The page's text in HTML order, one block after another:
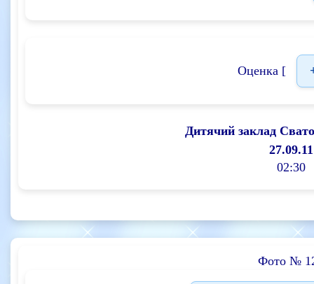
Оценка [
Дитячий заклад
27.09.11
02:30
Фото №